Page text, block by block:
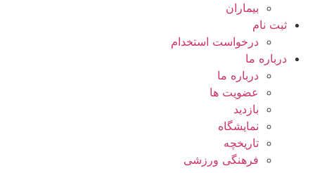
بيماران
ثبت نام
درخواست استخدام
درباره ما
درباره ما
عضویت ها
بازدید
نمایشگاه
تاريخچه
فرهنگی ورزشی